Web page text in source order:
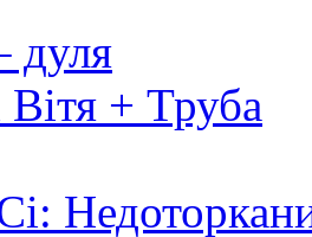
дуля
+ Труба